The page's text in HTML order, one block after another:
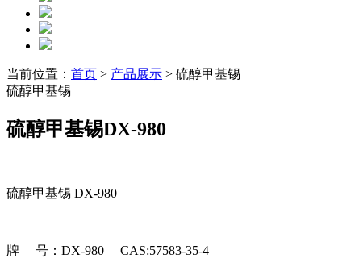
当前位置： 首页 > 产品展示 > 硫醇甲基锡
硫醇甲基锡
硫醇甲基锡DX-980
硫醇甲基锡 DX-980
牌 号：DX-980 CAS:57583-35-4